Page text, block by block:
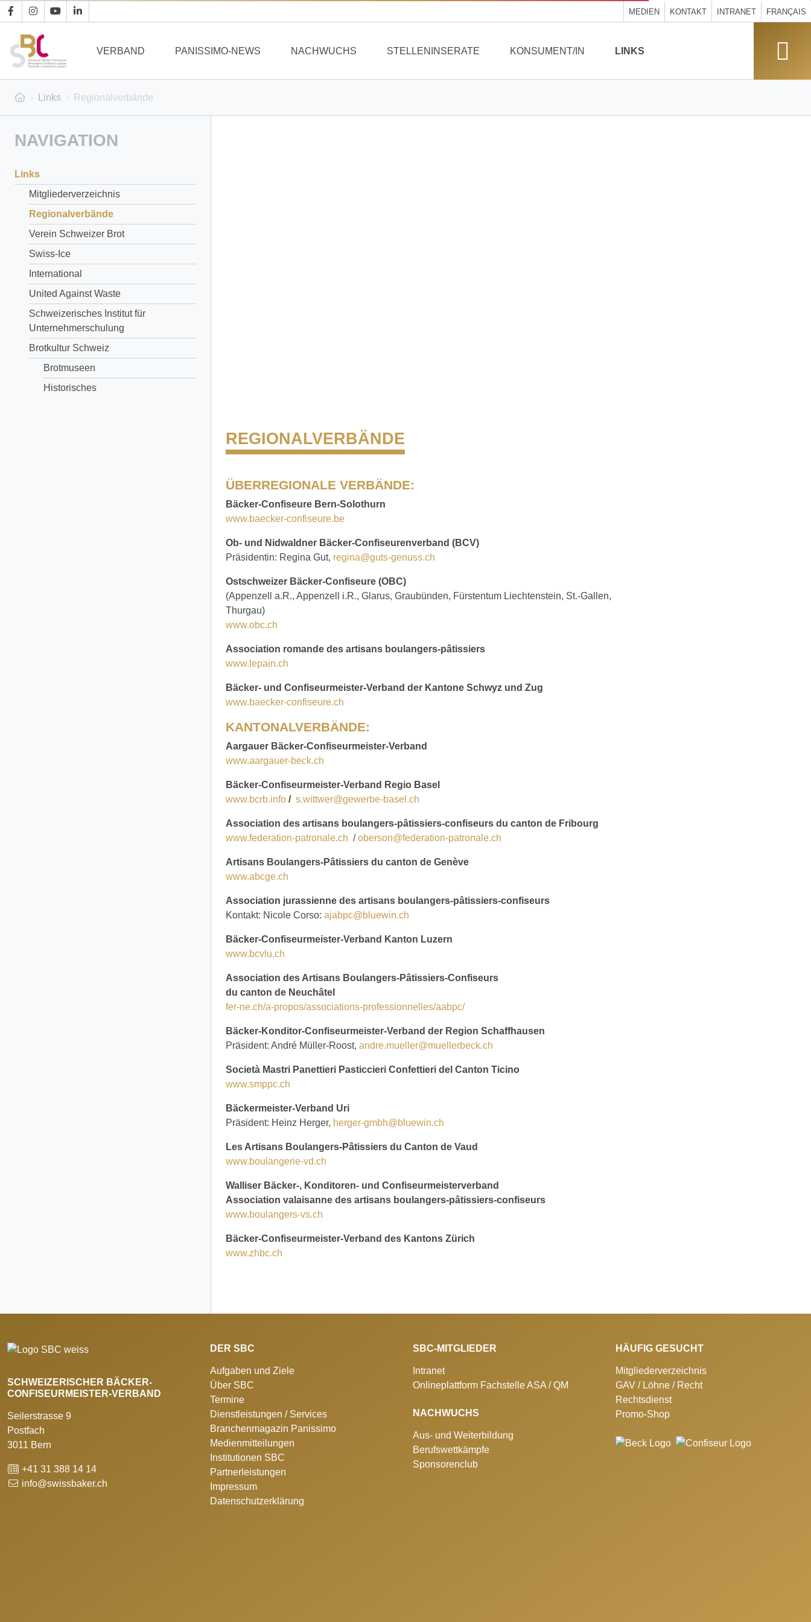
MEDIEN KONTAKT INTRANET FRANÇAIS
VERBAND PANISSIMO-NEWS NACHWUCHS STELLENINSERATE KONSUMENT/IN LINKS
Links Regionalverbände
NAVIGATION
Links
Mitgliederverzeichnis
Regionalverbände
Verein Schweizer Brot
Swiss-Ice
International
United Against Waste
Schweizerisches Institut für
Unternehmerschulung
Brotkultur Schweiz
Brotmuseen
Historisches
REGIONALVERBÄNDE
ÜBERREGIONALE VERBÄNDE:
Bäcker-Confiseure Bern-Solothurn
www.baecker-confiseure.be
Ob- und Nidwaldner Bäcker-Confiseurenverband (BCV)
Präsidentin: Regina Gut, regina@guts-genuss.ch
Ostschweizer Bäcker-Confiseure (OBC)
(Appenzell a.R., Appenzell i.R., Glarus, Graubünden, Fürstentum Liechtenstein, St.-Gallen,
Thurgau)
www.obc.ch
Association romande des artisans boulangers-pâtissiers
www.lepain.ch
Bäcker- und Confiseurmeister-Verband der Kantone Schwyz und Zug
www.baecker-confiseure.ch
KANTONALVERBÄNDE:
Aargauer Bäcker-Confiseurmeister-Verband
www.aargauer-beck.ch
Bäcker-Confiseurmeister-Verband Regio Basel
www.bcrb.info / s.wittwer@gewerbe-basel.ch
Association des artisans boulangers-pâtissiers-confiseurs du canton de Fribourg
www.federation-patronale.ch /oberson@federation-patronale.ch
Artisans Boulangers-Pâtissiers du canton de Genève
www.abcge.ch
Association jurassienne des artisans boulangers-pâtissiers-confiseurs
Kontakt: Nicole Corso: ajabpc@bluewin.ch
Bäcker-Confiseurmeister-Verband Kanton Luzern
www.bcvlu.ch
Association des Artisans Boulangers-Pâtissiers-Confiseurs
du canton de Neuchâtel
fer-ne.ch/a-propos/associations-professionnelles/aabpc/
Bäcker-Konditor-Confiseurmeister-Verband der Region Schaffhausen
Präsident: André Müller-Roost, andre.mueller@muellerbeck.ch
Società Mastri Panettieri Pasticcieri Confettieri del Canton Ticino
www.smppc.ch
Bäckermeister-Verband Uri
Präsident: Heinz Herger, herger-gmbh@bluewin.ch
Les Artisans Boulangers-Pâtissiers du Canton de Vaud
www.boulangerie-vd.ch
Walliser Bäcker-, Konditoren- und Confiseurmeisterverband
Association valaisanne des artisans boulangers-pâtissiers-confiseurs
www.boulangers-vs.ch
Bäcker-Confiseurmeister-Verband des Kantons Zürich
www.zhbc.ch
SCHWEIZERISCHER BÄCKER-
CONFISEURMEISTER-VERBAND
Seilerstrasse 9
Postfach
3011 Bern
+41 31 388 14 14
info@swissbaker.ch
DER SBC
Aufgaben und Ziele
Über SBC
Termine
Dienstleistungen / Services
Branchenmagazin Panissimo
Medienmitteilungen
Institutionen SBC
Partnerleistungen
Impressum
Datenschutzerklärung
SBC-MITGLIEDER
Intranet
Onlineplattform Fachstelle ASA / QM
NACHWUCHS
Aus- und Weiterbildung
Berufswettkämpfe
Sponsorenclub
HÄUFIG GESUCHT
Mitgliederverzeichnis
GAV / Löhne / Recht
Rechtsdienst
Promo-Shop